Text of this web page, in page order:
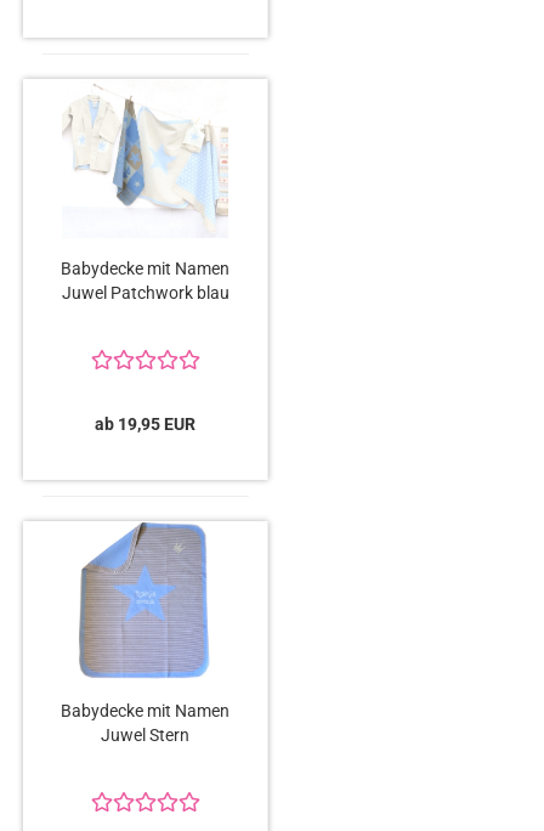
Babydecke mit Namen
Juwel Patchwork blau
ab 19,95 EUR
Babydecke mit Namen
Juwel Stern